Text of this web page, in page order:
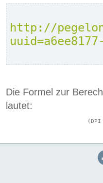
http://
Die Formel zur
lautet: